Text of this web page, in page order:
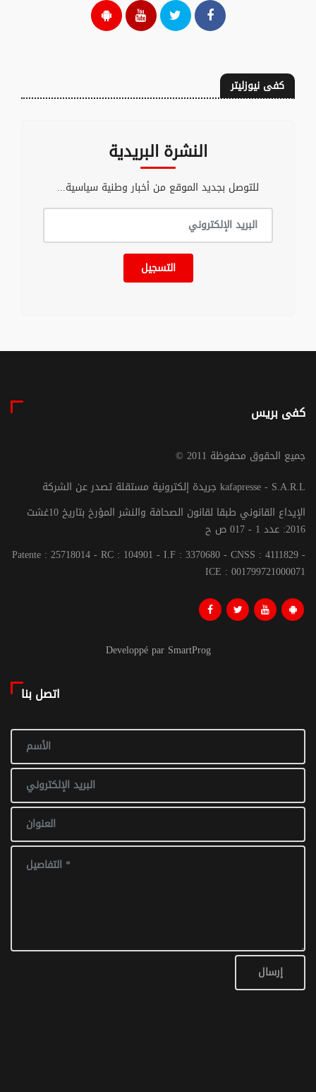
كفى نيوزليتر
النشرة البريدية
للتوصل بجديد الموقع من أخبار وطنية سياسية...
التسجيل
كفى بريس
© جميع الحقوق محفوظة 2011
جريدة إلكترونية مستقلة تصدر عن الشركة kafapresse - S.A.R.L
الإيداع القانوني طبقا لقانون الصحافة والنشر المؤرخ بتاريخ 10غشت
2016: عدد 1 - 017 ص ح
Patente : 25718014 - RC : 104901 - I.F : 3370680 - CNSS : 4111829 -
ICE : 001799721000071
Developpé par SmartProg
اتصل بنا